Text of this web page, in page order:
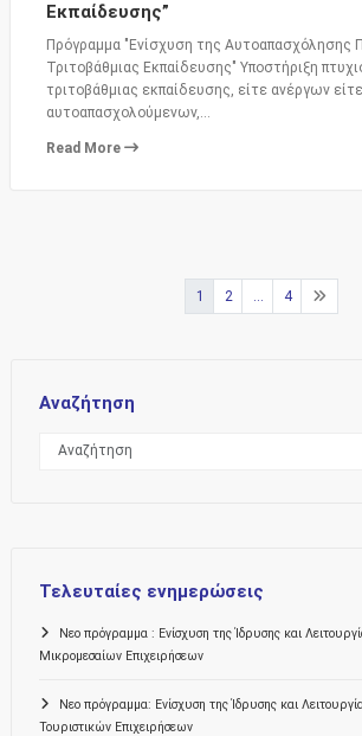
Εκπαίδευσης”
Πρόγραμμα "Ενίσχυση της Αυτοαπασχόλησης
Τριτοβάθμιας Εκπαίδευσης" Υποστήριξη
τριτοβάθμιας εκπαίδευσης, είτε ανέργων είτε
αυτοαπασχολούμενων,…
Read More
1 2 4
Αναζήτηση
Τελευταίες ενημερώσεις
Νεο πρόγραμμα : Ενίσχυση της Ίδρυσης και
Μικρομεσαίων Επιχειρήσεων
Νεο πρόγραμμα: Ενίσχυση της Ίδρυσης και
Τουριστικών Επιχειρήσεων